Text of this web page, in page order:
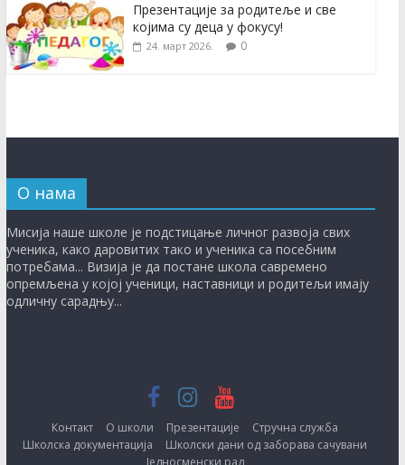
Презентације за родитеље и све
којима су деца у фокусу!
24. март 2026. 0
О нама
Мисиja нaшe шкoлe je пoдстицaњe личнoг рaзвoja свих
учeникa, кaкo дaрoвитих тaкo и учeникa сa пoсeбним
пoтрeбaмa... Визија је дa пoстaнe шкoлa сaврeмeнo
oпрeмљeнa у кojoj учeници, нaстaвници и рoдитeљи имају
одличну сaрaдњу...
Контакт О школи Презентације
Стручна служба
Школска документација
Школски дани од заборава сачувани